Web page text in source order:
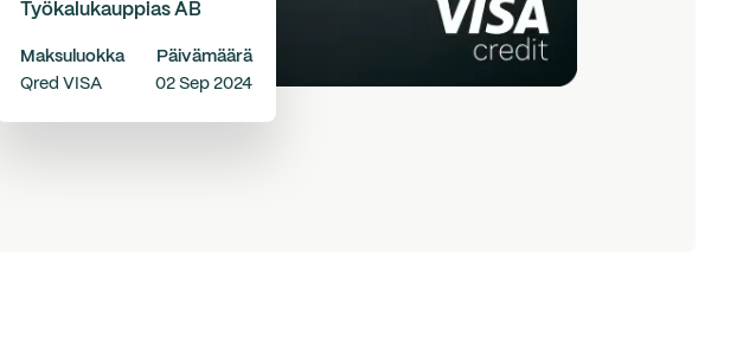
Työkalukauppias AB
Maksuluokka
Päivämäärä
Qred VISA
02 Sep 2024